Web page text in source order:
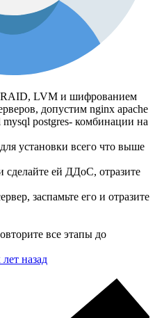
RAID, LVM и шифрованием
допустим nginx apache
postgres- комбинации на
установки всего что выше
ей ДДоС, отразите
заспамьте его и отразите
все этапы до
лет назад